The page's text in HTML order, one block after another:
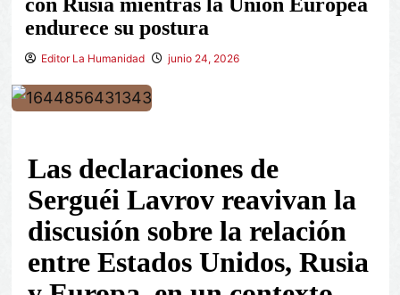
endurece su postura
Editor La Humanidad junio 24, 2026
Las declaraciones de
Serguéi Lavrov reavivan la
discusión sobre la relación
entre Estados Unidos, Rusia